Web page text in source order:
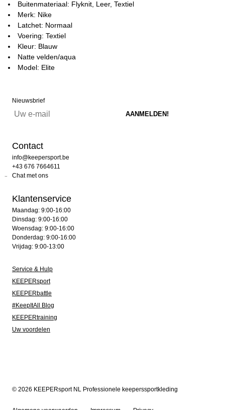
Buitenmateriaal: Flyknit, Leer, Textiel
Merk: Nike
Latchet: Normaal
Voering: Textiel
Kleur: Blauw
Natte velden/aqua
Model: Elite
Nieuwsbrief
Contact
info@keepersport.be
+43 676 7664611
Chat met ons
Klantenservice
Maandag: 9:00-16:00
Dinsdag: 9:00-16:00
Woensdag: 9:00-16:00
Donderdag: 9:00-16:00
Vrijdag: 9:00-13:00
Service & Hulp
KEEPERsport
KEEPERbattle
#KeepItAll Blog
KEEPERtraining
Uw voordelen
© 2026 KEEPERsport NL Professionele keeperssportkleding